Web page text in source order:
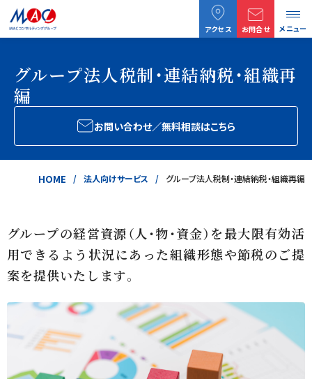
アクセス お問合せ メニュー
グループ法人税制・連結納税・組織再
編
お問い合わせ／無料相談はこちら
HOME 法人向けサービス グループ法人税制・連結納税・組織再編
グループの経営資源（人・物・資金）を最大限有効活
用できるよう状況にあった組織形態や節税のご提
案を提供いたします。